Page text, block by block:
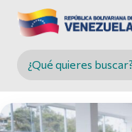
Buscar en MINCYT